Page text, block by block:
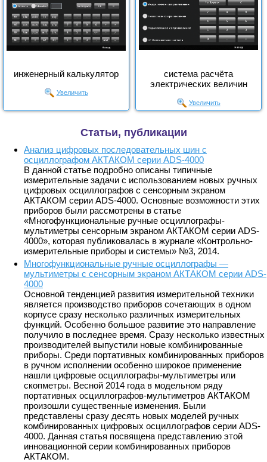
инженерный калькулятор
Увеличить
система расчёта
электрических величин
Увеличить
Статьи, публикации
Анализ цифровых последовательных шин с
осциллографом АКТАКОМ серии ADS-4000
В данной статье подробно описаны типичные
измерительные задачи с использованием новых ручных
цифровых осциллографов с сенсорным экраном
АКТАКОМ серии ADS-4000. Основные возможности этих
приборов были рассмотрены в статье
«Многофункциональные ручные осциллографы-
мультиметры сенсорным экраном АКТАКОМ серии ADS-
4000», которая публиковалась в журнале «Контрольно-
измерительные приборы и системы» №3, 2014.
Многофункциональные ручные осциллографы —
мультиметры с сенсорным экраном АКТАКОМ серии ADS-
4000
Основной тенденцией развития измерительной техники
является производство приборов сочетающих в одном
корпусе сразу несколько различных измерительных
функций. Особенно большое развитие это направление
получило в последнее время. Сразу несколько известных
производителей выпустили новые комбинированные
приборы. Среди портативных комбинированных приборов
в ручном исполнении особенно широкое применение
нашли цифровые осциллографы-мультиметры или
скопметры. Весной 2014 года в модельном ряду
портативных осциллографов-мультиметров АКТАКОМ
произошли существенные изменения. Были
представлены сразу десять новых моделей ручных
комбинированных цифровых осциллографов серии ADS-
4000. Данная статья посвящена представлению этой
инновационной серии комбинированных приборов
АКТАКОМ.